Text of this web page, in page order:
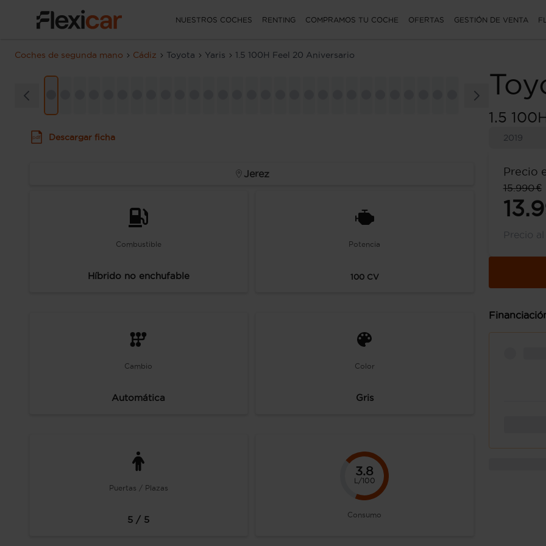
NUESTROS COCHES RENTING COMPRAMOS TU COCHE OFERTAS GESTIÓN DE VENTA
Coches de segunda mano Cádiz Toyota Yaris 1.5 100H Feel 20 Aniversario
1.5
2019
Precio
15.990 €
Precio
Descargar ficha
Jerez
Combustible
Híbrido no enchufable
Potencia
100CV
Cambio
Automática
Color
Gris
Puertas / Plazas
5 / 5
3.8
L/100
Consumo